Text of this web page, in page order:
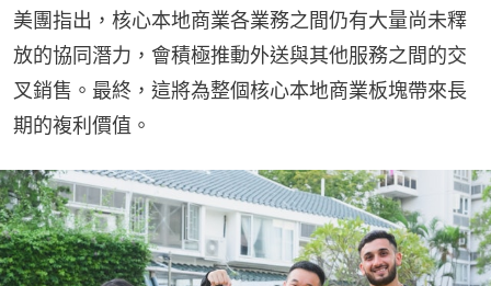
美團指出，核心本地商業各業務之間仍有大量尚未釋
放的協同潛力，會積極推動外送與其他服務之間的交
叉銷售。最終，這將為整個核心本地商業板塊帶來長
期的複利價值。